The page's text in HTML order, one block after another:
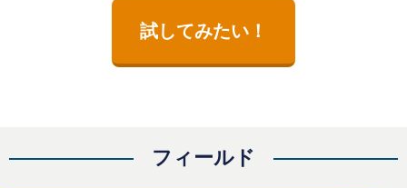
試してみたい！
フィールド